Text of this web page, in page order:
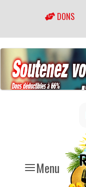
DONS
Menu